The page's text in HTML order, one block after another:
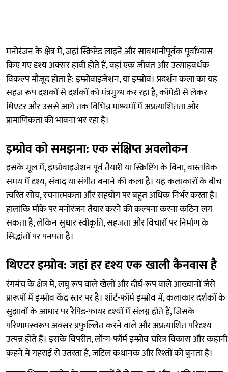
मनोरंजन के क्षेत्र में, जहां स्क्रिप्टेड लाइनें और सावधानीपूर्वक पूर्वाभ्यास
किए गए दृश्य अक्सर हावी होते हैं, वहां एक जीवंत और उत्साहवर्धक
विकल्प मौजूद होता है: इम्प्रोवाइजेशन, या इम्प्रोव। प्रदर्शन कला का यह
सहज रूप दशकों से दर्शकों को मंत्रमुग्ध कर रहा है, कॉमेडी से लेकर
थिएटर और उससे आगे तक विभिन्न माध्यमों में अप्रत्याशितता और
प्रामाणिकता की भावना भर रहा है।
इम्प्रोव को समझना: एक संक्षिप्त अवलोकन
इसके मूल में, इम्प्रोवाइजेशन पूर्व तैयारी या स्क्रिप्टिंग के बिना, वास्तविक
समय में दृश्य, संवाद या संगीत बनाने की कला है। यह कलाकारों के बीच
त्वरित सोच, रचनात्मकता और सहयोग पर बहुत अधिक निर्भर करता है।
हालांकि मौके पर मनोरंजन तैयार करने की कल्पना करना कठिन लग
सकता है, लेकिन सुधार स्वीकृति, सहजता और विचारों पर निर्माण के
सिद्धांतों पर पनपता है।
थिएटर इम्प्रोव: जहां हर दृश्य एक खाली कैनवास है
रंगमंच के क्षेत्र में, लघु रूप वाले खेलों और दीर्घ-रूप वाले आख्यानों जैसे
प्रारूपों में इम्प्रोव केंद्र स्तर पर है। शॉर्ट-फॉर्म इम्प्रोव में, कलाकार दर्शकों के
सुझावों के आधार पर रैपिड-फायर दृश्यों में संलग्न होते हैं, जिसके
परिणामस्वरूप अक्सर प्रफुल्लित करने वाले और अप्रत्याशित परिदृश्य
उत्पन्न होते हैं। इसके विपरीत, लॉन्ग-फॉर्म इम्प्रोव चरित्र विकास और कहानी
कहने में गहराई से उतरता है, जटिल कथानक और रिश्तों को बुनता है।